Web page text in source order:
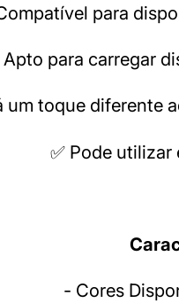
para
Apto para carregar
um toque diferente
✅ Pode utilizar
- Cores